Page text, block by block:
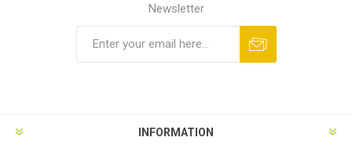
Newsletter
INFORMATION